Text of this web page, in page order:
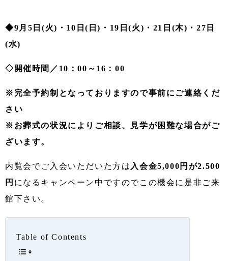
◆9月5日(火)・10日(日)・19日(火)・21日(木)・27日
(水)
◇開催時間／10：00～16：00
※完全予約制となっておりますので事前にご連絡くだ
さい
※お葬式の状況によりご相談、見学が困難な場合がご
ざいます。
内覧会でご入会いただいた方は 入会金5,000円が2.500
円 になるキャンペーン中ですのでこの機会に是非ご来
館下さい。
Table of Contents